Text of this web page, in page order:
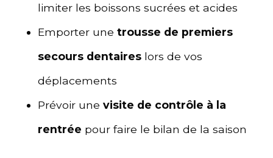
limiter les boissons sucrées et acides
Emporter une trousse de premiers
secours dentaireslors de vos
déplacements
Prévoir une visite de contrôle à la
rentrée pour faire le bilan de la saison